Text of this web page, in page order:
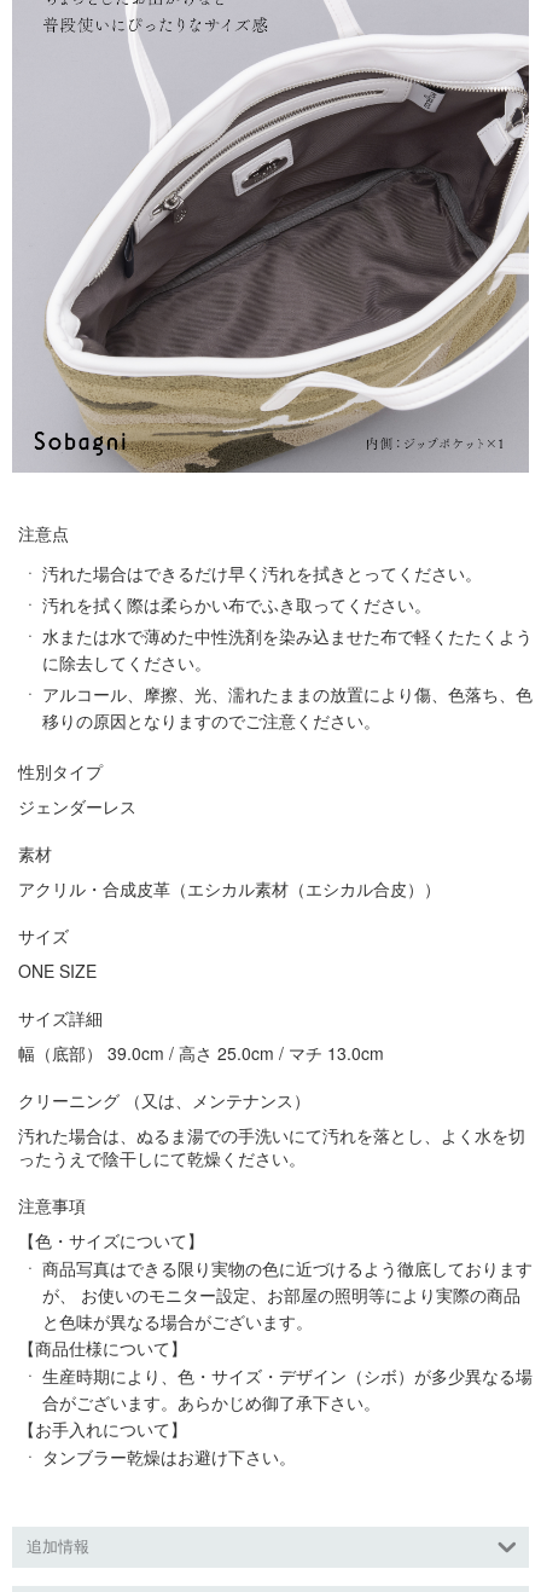
注意点
汚れた場合はできるだけ早く汚れを拭きとってください。
汚れを拭く際は柔らかい布でふき取ってください。
水または水で薄めた中性洗剤を染み込ませた布で軽くたたくよう
に除去してください。
アルコール、摩擦、光、濡れたままの放置により傷、色落ち、色
移りの原因となりますのでご注意ください。
性別タイプ
ジェンダーレス
素材
アクリル・合成皮革（エシカル素材（エシカル合皮））
サイズ
ONE SIZE
サイズ詳細
幅（底部） 39.0cm / 高さ 25.0cm / マチ 13.0cm
クリーニング （又は、メンテナンス）
汚れた場合は、ぬるま湯での手洗いにて汚れを落とし、よく水を切
ったうえで陰干しにて乾燥ください。
注意事項
【色・サイズについて】
商品写真はできる限り実物の色に近づけるよう徹底しております
が、 お使いのモニター設定、お部屋の照明等により実際の商品
と色味が異なる場合がございます。
【商品仕様について】
生産時期により、色・サイズ・デザイン（シボ）が多少異なる場
合がございます。あらかじめ御了承下さい。
【お手入れについて】
タンブラー乾燥はお避け下さい。
追加情報